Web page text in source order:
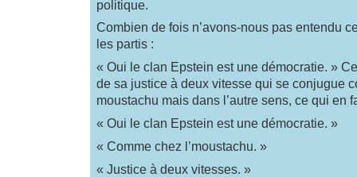
politique.
Combien de fois n’avons-nous pas entendu
les partis :
« Oui le clan Epstein est une démocratie. »
de sa justice à deux vitesse qui se conjugue
moustachu mais dans l’autre sens, ce qui en
« Oui le clan Epstein est une démocratie. »
« Comme chez l’moustachu. »
« Justice à deux vitesses. »